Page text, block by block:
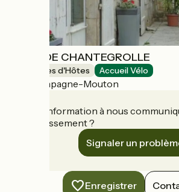
LOGIS DE CHANTEGROLLE
Chambres d'Hôtes Accueil Vélo
Champagne-Mouton
Une information à nous
établissement ?
Signaler un
Enregistrer